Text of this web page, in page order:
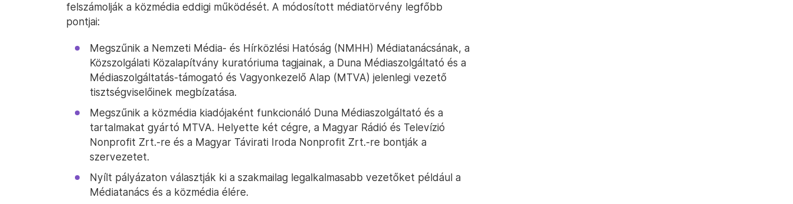
felszámolják a közmédia eddigi működését. A módosított médiatörvény legfőbb
pontjai:
Megszűnik a Nemzeti Média- és Hírközlési Hatóság (NMHH) Médiatanácsának, a
Közszolgálati Közalapítvány kuratóriuma tagjainak, a Duna Médiaszolgáltató és a
Médiaszolgáltatás-támogató és Vagyonkezelő Alap (MTVA) jelenlegi vezető
tisztségviselőinek megbízatása.
Megszűnik a közmédia kiadójaként funkcionáló Duna Médiaszolgáltató és a
tartalmakat gyártó MTVA. Helyette két cégre, a Magyar Rádió és Televízió
Nonprofit Zrt.-re és a Magyar Távirati Iroda Nonprofit Zrt.-re bontják a
szervezetet.
Nyílt pályázaton választják ki a szakmailag legalkalmasabb vezetőket például a
Médiatanács és a közmédia élére.